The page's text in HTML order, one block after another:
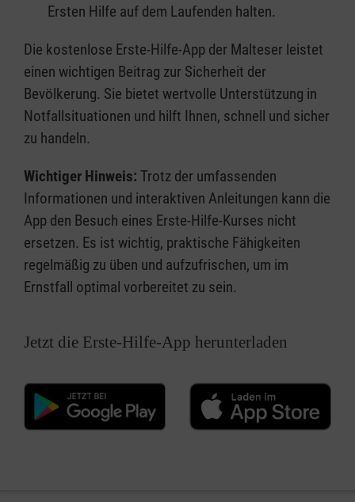
Ersten Hilfe auf dem Laufenden halten.
Die kostenlose Erste-Hilfe-App der Malteser leistet
einen wichtigen Beitrag zur Sicherheit der
Bevölkerung. Sie bietet wertvolle Unterstützung in
Notfallsituationen und hilft Ihnen, schnell und sicher
zu handeln.
Wichtiger Hinweis: Trotz der umfassenden
Informationen und interaktiven Anleitungen kann die
App den Besuch eines Erste-Hilfe-Kurses nicht
ersetzen. Es ist wichtig, praktische Fähigkeiten
regelmäßig zu üben und aufzufrischen, um im
Ernstfall optimal vorbereitet zu sein.
Jetzt die Erste-Hilfe-App herunterladen